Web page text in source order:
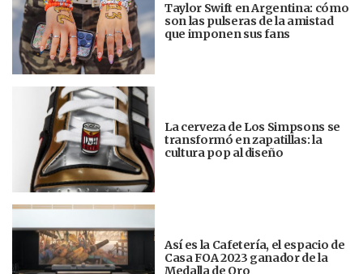
Taylor Swift en Argentina: cómo
son las pulseras de la amistad
que imponen sus fans
La cerveza de Los Simpsons se
transformó en zapatillas: la
cultura pop al diseño
Así es la Cafetería, el espacio de
Casa FOA 2023 ganador de la
Medalla de Oro